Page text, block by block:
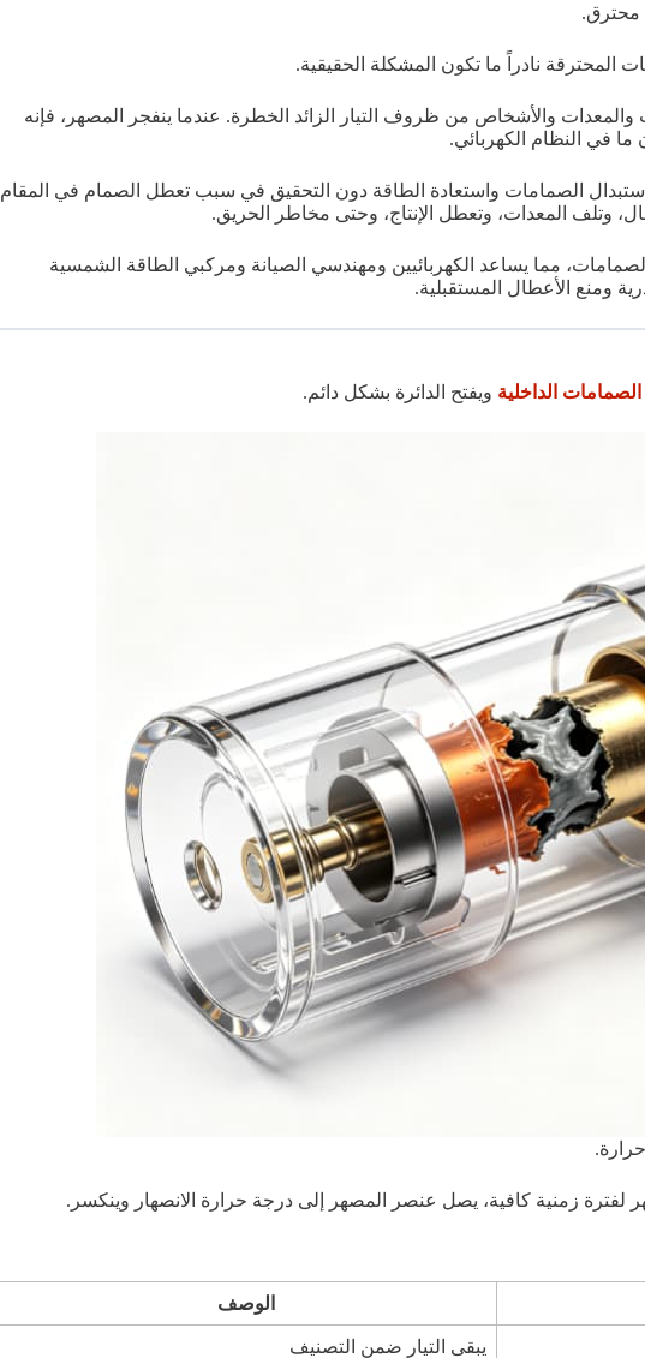
محترق.
المحترقة نادراً ما تكون المشكلة الحقيقية.
والأشخاص من ظروف التيار الزائد الخطرة. عندما ينفجر المصهر، فإنه
في النظام الكهربائي.
الصمامات واستعادة الطاقة دون التحقيق في سبب تعطل الصمام في المقام
وتلف المعدات، وتعطل الإنتاج، وحتى مخاطر الحريق.
الصمامات، مما يساعد الكهربائيين ومهندسي الصيانة ومركبي الطاقة الشمسية
ومنع الأعطال المستقبلية.
الداخلية ويفتح الدائرة بشكل دائم.
لفترة زمنية كافية، يصل عنصر المصهر إلى درجة حرارة الانصهار وينكسر.
الوصف
يبقى التيار ضمن التصنيف